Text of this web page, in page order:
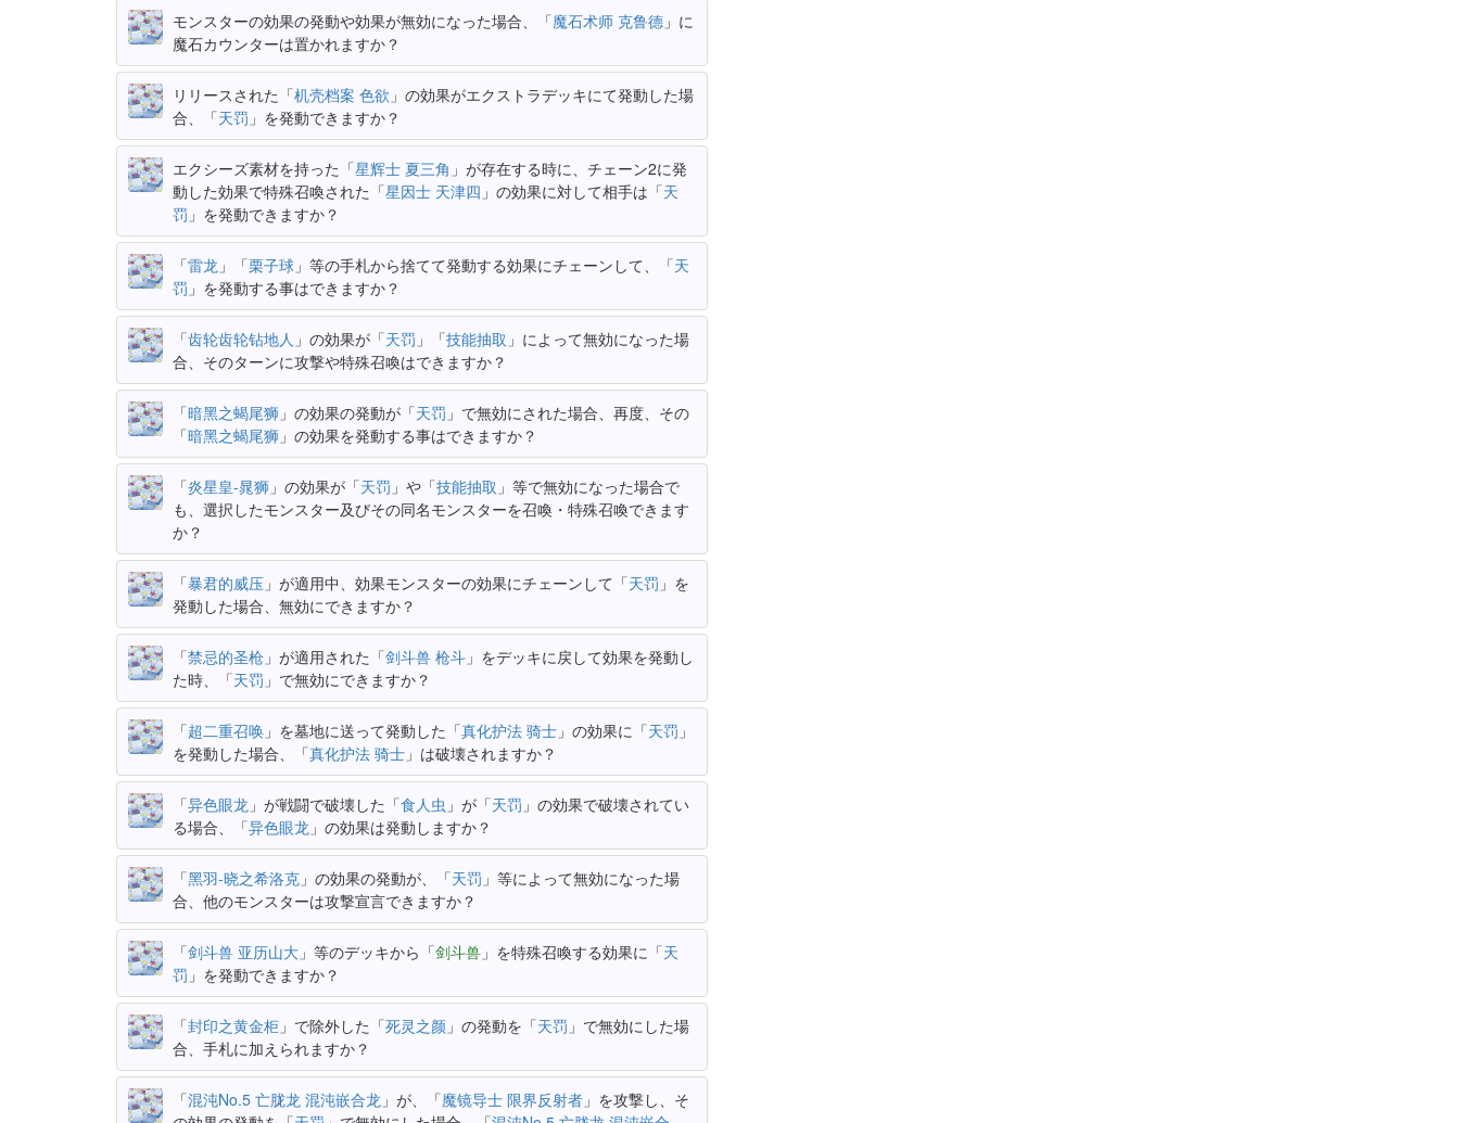
モンスターの効果の発動や効果が無効になった場合、「魔石术师 克鲁德 」に
魔石カウンターは置かれますか？
リリースされた「机壳档案 色欲 」の効果がエクストラデッキにて発動した場
合、「天罚 」を発動できますか？
エクシーズ素材を持った「星辉士 夏三角 」が存在する時に、チェーン2に発
動した効果で特殊召喚された「星因士 天津四 」の効果に対して相手は「天
罚 」を発動できますか？
「雷龙 」「栗子球 」等の手札から捨てて発動する効果にチェーンして、「天
罚 」を発動する事はできますか？
「齿轮齿轮钻地人 」の効果が「天罚 」「技能抽取 」によって無効になった場
合、そのターンに攻撃や特殊召喚はできますか？
「暗黑之蝎尾狮 」の効果の発動が「天罚 」で無効にされた場合、再度、その
「暗黑之蝎尾狮 」の効果を発動する事はできますか？
「炎星皇-晁狮 」の効果が「天罚 」や「技能抽取 」等で無効になった場合で
も、選択したモンスター及びその同名モンスターを召喚・特殊召喚できます
か？
「暴君的威压 」が適用中、効果モンスターの効果にチェーンして「天罚 」を
発動した場合、無効にできますか？
「禁忌的圣枪 」が適用された「剑斗兽 枪斗 」をデッキに戻して効果を発動し
た時、「天罚 」で無効にできますか？
「超二重召唤 」を墓地に送って発動した「真化护法 骑士 」の効果に「天罚 」
を発動した場合、「真化护法 骑士 」は破壊されますか？
「异色眼龙 」が戦闘で破壊した「食人虫 」が「天罚 」の効果で破壊されてい
る場合、「异色眼龙 」の効果は発動しますか？
「黑羽-晓之希洛克 」の効果の発動が、「天罚 」等によって無効になった場
合、他のモンスターは攻撃宣言できますか？
「剑斗兽 亚历山大 」等のデッキから「剑斗兽 」を特殊召喚する効果に「天
罚 」を発動できますか？
「封印之黄金柜 」で除外した「死灵之颜 」の発動を「天罚 」で無効にした場
合、手札に加えられますか？
「混沌No.5 亡胧龙 混沌嵌合龙 」が、「魔镜导士 限界反射者 」を攻撃し、そ